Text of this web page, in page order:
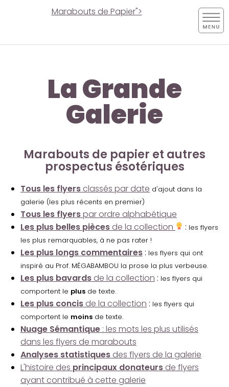
Marabouts de Papier">
La Grande
Galerie
Marabouts de papier et autres
prospectus ésotériques
Tous les flyers classés par date d'ajout dans la
galerie (les plus récents en premier)
Tous les flyerspar ordre alphabétique
Les plus belles pièces de la collection : les flyers
les plus remarquables, à ne pas rater !
Les plus longs commentaires : les flyers qui ont
inspiré au Prof. MÉGABAMBOU la prose la plus verbeuse.
Les plus bavards de la collection : les flyers qui
comportent le plus de texte.
Les plus concis de la collection : les flyers qui
comportent le moins de texte.
Nuage Sémantique : les mots les plus utilisés
dans les flyers de marabouts
Analyses statistiques des flyers de la galerie
L'histoire des principaux donateurs de flyers
ayant contribué à cette galerie